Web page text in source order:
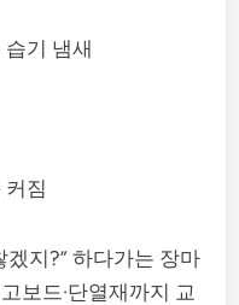
기 냄새
커짐
지?” 하다가는 장마
보드·단열재까지 교